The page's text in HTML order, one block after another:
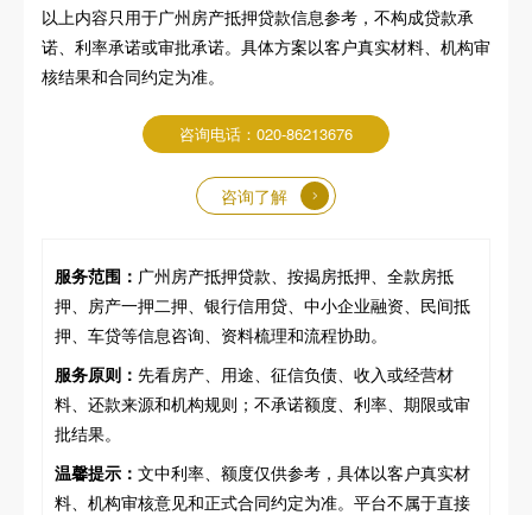
以上内容只用于广州房产抵押贷款信息参考，不构成贷款承
诺、利率承诺或审批承诺。具体方案以客户真实材料、机构审
核结果和合同约定为准。
咨询电话：020-86213676
咨询了解
服务范围： 广州房产抵押贷款、按揭房抵押、全款房抵
押、房产一押二押、银行信用贷、中小企业融资、民间抵
押、车贷等信息咨询、资料梳理和流程协助。
服务原则： 先看房产、用途、征信负债、收入或经营材
料、还款来源和机构规则；不承诺额度、利率、期限或审
批结果。
温馨提示： 文中利率、额度仅供参考，具体以客户真实材
料、机构审核意见和正式合同约定为准。平台不属于直接